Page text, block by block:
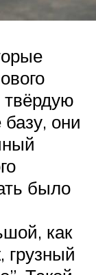
твёрдую
они
было
как
грузный